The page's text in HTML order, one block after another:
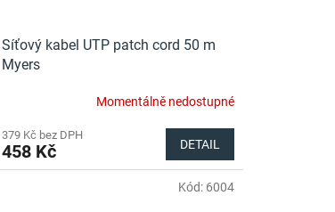
Síťový kabel UTP patch cord 50 m
Myers
produktu
je
5,0
Momentálně nedostupné
379 Kč bez DPH
458 Kč DETAIL
Kód: 6004